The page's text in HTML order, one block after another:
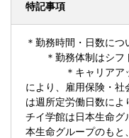
特記事項
＊勤務時間・日
＊勤務体制はシ
＊キャリアアッ
により、雇用保険・
は週所定労働日数に
チイ学館は日本生命
本生命グループのも